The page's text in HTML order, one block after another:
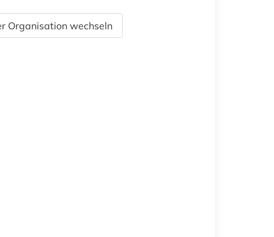
Organisation wechseln